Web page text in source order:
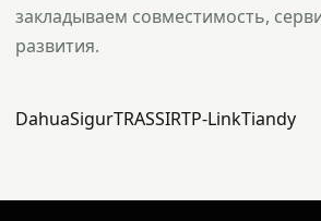
закладываем совместимость,
развития.
DahuaSigurTRASSIRTP-LinkTiandy